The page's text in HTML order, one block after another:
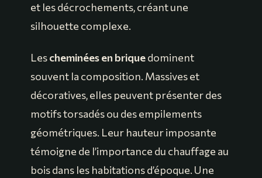
et les décrochements, créant une
silhouette complexe.
Lescheminées en briquedominent
souvent la composition. Massives et
décoratives, elles peuvent présenter des
motifs torsadés ou des empilements
géométriques. Leur hauteur imposante
témoigne de l’importance du chauffage au
bois dans les habitations d’époque. Une